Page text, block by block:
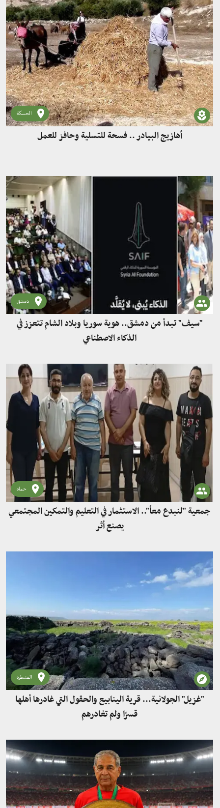
الحسكة
أهازيج البيادر .. فسحة للتسلية وحافز للعمل
دمشق
"سيف" تبدأ من دمشق.. هوية سوريا وبلاد الشام تتعزز في
الذكاء الاصطناعي
حماه
جمعية "لنبدع معاً".. الاستثمار في التعليم والتمكين المجتمعي
يصنع أثر
القنيطرة
"غزيل" الجولانية... قرية الينابيع والحقول التي غادرها أهلها
قسرًا ولم تغادرهم